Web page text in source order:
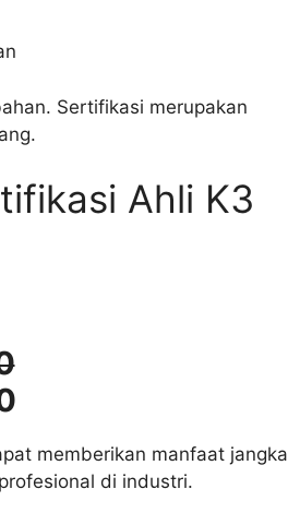
Sertifikasi merupakan
Ahli K3
memberikan manfaat jangka
di industri.